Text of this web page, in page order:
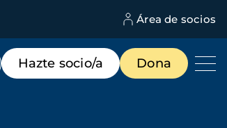
Área de socios
Menú
de
destacados
Hazte socio/a Dona